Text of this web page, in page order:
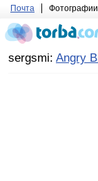
Почта Фотографии
sergsmi: Angry